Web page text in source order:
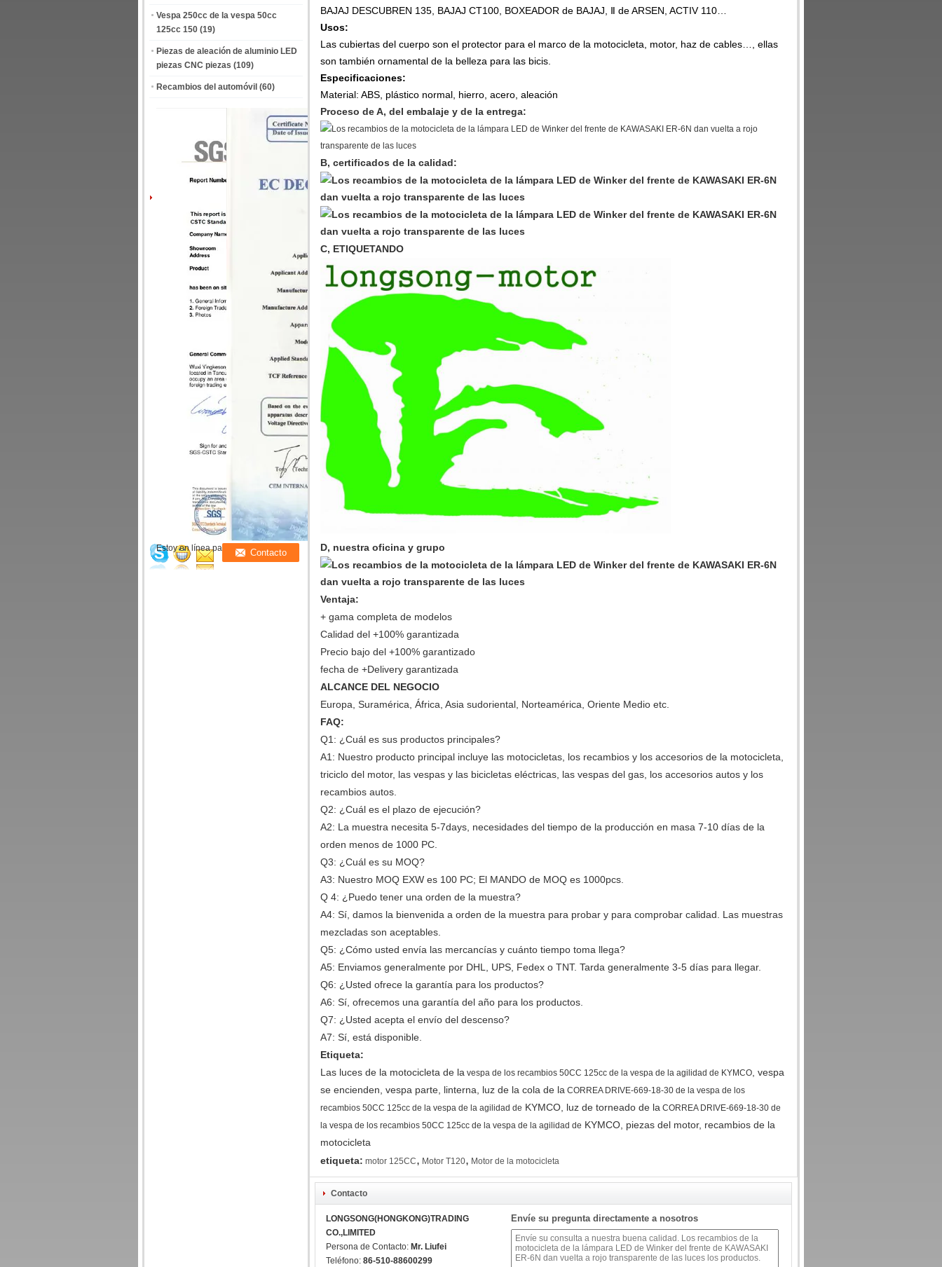
Vespa 250cc de la vespa 50cc
125cc 150 (19)
Piezas de aleación de aluminio LED
piezas CNC piezas (109)
Recambios del automóvil (60)
Estoy en línea para chatear ahora
BAJAJ DESCUBREN 135, BAJAJ CT100, BOXEADOR de BAJAJ, Ⅱ de ARSEN, ACTIV 110…
Usos:
Las cubiertas del cuerpo son el protector para el marco de la motocicleta, motor, haz de cables…, ellas
son también ornamental de la belleza para las bicis.
Especificaciones:
Material: ABS, plástico normal, hierro, acero, aleación
Proceso de A, del embalaje y de la entrega:
B, certificados de la calidad:
C, ETIQUETANDO
D, nuestra oficina y grupo
Ventaja:
+ gama completa de modelos
Calidad del +100% garantizada
Precio bajo del +100% garantizado
fecha de +Delivery garantizada
ALCANCE DEL NEGOCIO
Europa, Suramérica, África, Asia sudoriental, Norteamérica, Oriente Medio etc.
FAQ:
Q1: ¿Cuál es sus productos principales?
A1: Nuestro producto principal incluye las motocicletas, los recambios y los accesorios de la motocicleta,
triciclo del motor, las vespas y las bicicletas eléctricas, las vespas del gas, los accesorios autos y los
recambios autos.
Q2: ¿Cuál es el plazo de ejecución?
A2: La muestra necesita 5-7days, necesidades del tiempo de la producción en masa 7-10 días de la
orden menos de 1000 PC.
Q3: ¿Cuál es su MOQ?
A3: Nuestro MOQ EXW es 100 PC; El MANDO de MOQ es 1000pcs.
Q 4: ¿Puedo tener una orden de la muestra?
A4: Sí, damos la bienvenida a orden de la muestra para probar y para comprobar calidad. Las muestras
mezcladas son aceptables.
Q5: ¿Cómo usted envía las mercancías y cuánto tiempo toma llega?
A5: Enviamos generalmente por DHL, UPS, Fedex o TNT. Tarda generalmente 3-5 días para llegar.
Q6: ¿Usted ofrece la garantía para los productos?
A6: Sí, ofrecemos una garantía del año para los productos.
Q7: ¿Usted acepta el envío del descenso?
A7: Sí, está disponible.
Etiqueta:
Las luces de la motocicleta de la vespa de los recambios 50CC 125cc de la vespa de la agilidad de KYMCO , vespa
se encienden, vespa parte, linterna, luz de la cola de la CORREA DRIVE-669-18-30 de la vespa de los
recambios 50CC 125cc de la vespa de la agilidad de KYMCO , luz de torneado de la CORREA DRIVE-669-18-30 de
la vespa de los recambios 50CC 125cc de la vespa de la agilidad de KYMCO , piezas del motor, recambios de la
motocicleta
etiqueta: motor 125CC, Motor T120, Motor de la motocicleta
Contacto
LONGSONG(HONGKONG)TRADING
CO.,LIMITED
Persona de Contacto: Mr. Liufei
Teléfono: 86-510-88600299
Envíe su pregunta directamente a nosotros